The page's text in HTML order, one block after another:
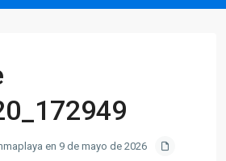
en 9 de mayo de 2026